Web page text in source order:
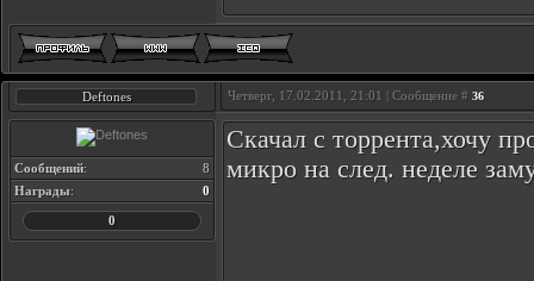
Deftones Четверг, 17.02.2011, 21:01 | Сообщение # 36
Сообщений:
8
Награды: 0
0
Скачал с торрента,хочу
микро на след. неделе